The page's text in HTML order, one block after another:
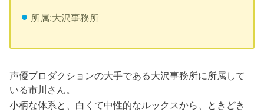
所属:大沢事務所
声優プロダクションの大手である大沢事務所に所属して
いる市川さん。
小柄な体系と、白くて中性的なルックスから、ときどき